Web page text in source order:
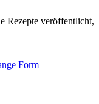
Rezepte veröffentlicht,
Form